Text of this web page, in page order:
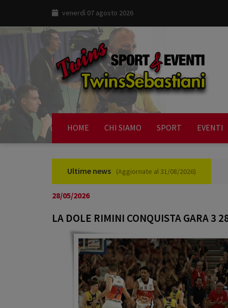
venerdì 07 agosto 2026
HOME CHI SIAMO SPORT EVENTI
Ultime news (Aggiornate al 31/08/2026)
28/05/2026
LA DOLE RIMINI CONQUISTA GARA 3